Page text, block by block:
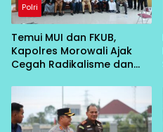
Polri
Temui MUI dan FKUB,
Kapolres Morowali Ajak
Cegah Radikalisme dan